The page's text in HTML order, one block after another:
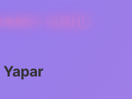
KIMIN
Yapar